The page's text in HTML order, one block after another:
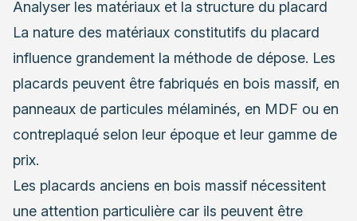
Analyser les matériaux et la structure du placard
La nature des matériaux constitutifs du placard
influence grandement la méthode de dépose. Les
placards peuvent être fabriqués en bois massif, en
panneaux de particules mélaminés, en MDF ou en
contreplaqué selon leur époque et leur gamme de
prix.
Les placards anciens en bois massif nécessitent
une attention particulière car ils peuvent être